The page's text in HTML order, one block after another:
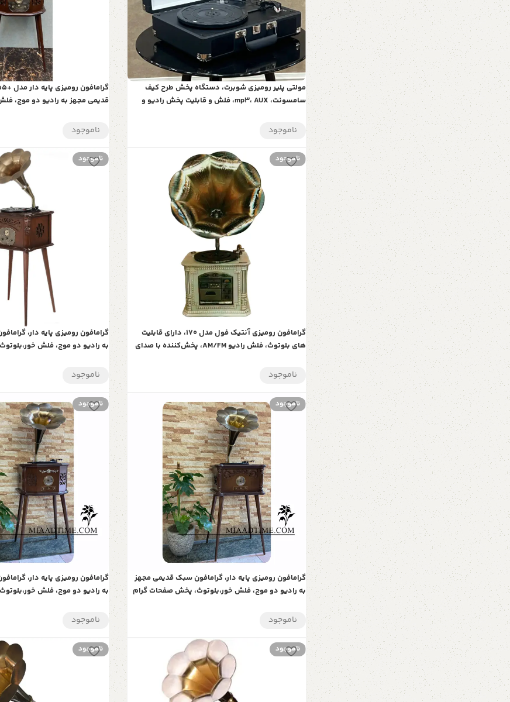
مولتی پلیر رومیزی شوبرت، دستگاه پخش طرح کیف
سامسونت، mp3، AUX، فلش و قابلیت پخش رادیو و
ناموجود
قدیمی مجهز به رادیو دو موج،
ناموجود
ناموجود
گرامافون رومیزی آنتیک فول مدل 170، دارای قابلیت
های بلوتوث، فلش رادیو AM/FM، پخش‌کننده با صدای
ناموجود
ناموجود
گرامافون رومیزی پایه دار،
به رادیو دو موج، فلش
ناموجود
ناموجود
گرامافون رومیزی پایه دار، گرامافون سبک قدیمی مجهز
به رادیو دو موج، فلش خور،بلوتوث، پخش صفحات گرام
ناموجود
ناموجود
گرامافون رومیزی پایه دار،
به رادیو دو موج، فلش
ناموجود
ناموجود ناموجود